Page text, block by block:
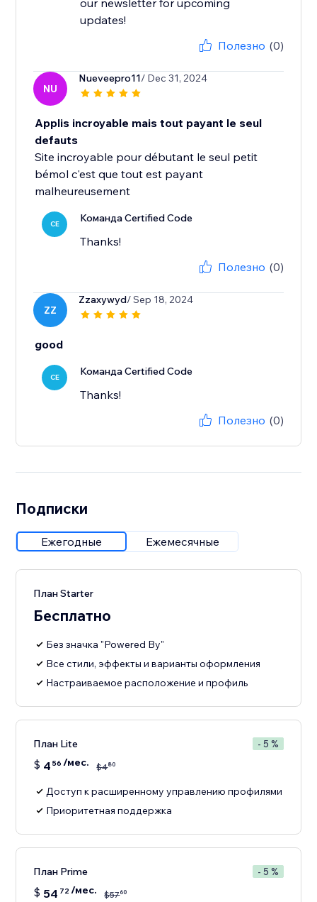
our newsletter for upcoming
updates!
Полезно (0)
NU
Nueveepro11/ Dec 31, 2024
Applis incroyable mais tout payant le seul
defauts
Site incroyable pour débutant le seul petit
bémol c'est que tout est payant
malheureusement
CE Команда Certified Code
Thanks!
Полезно (0)
ZZ
Zzaxywyd/ Sep 18, 2024
good
CE Команда Certified Code
Thanks!
Полезно (0)
Подписки
Ежегодные Ежемесячные
План Starter
Бесплатно
Без значка "Powered By"
Все стили, эффекты и варианты оформления
Настраиваемое расположение и профиль
План Lite - 5 %
$ 4 56 /мес. $480
Доступ к расширенному управлению профилями
Приоритетная поддержка
План Prime - 5 %
$ 54 72/мес. $5760